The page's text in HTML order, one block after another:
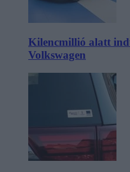
Kilencmillió alatt
Volkswagen